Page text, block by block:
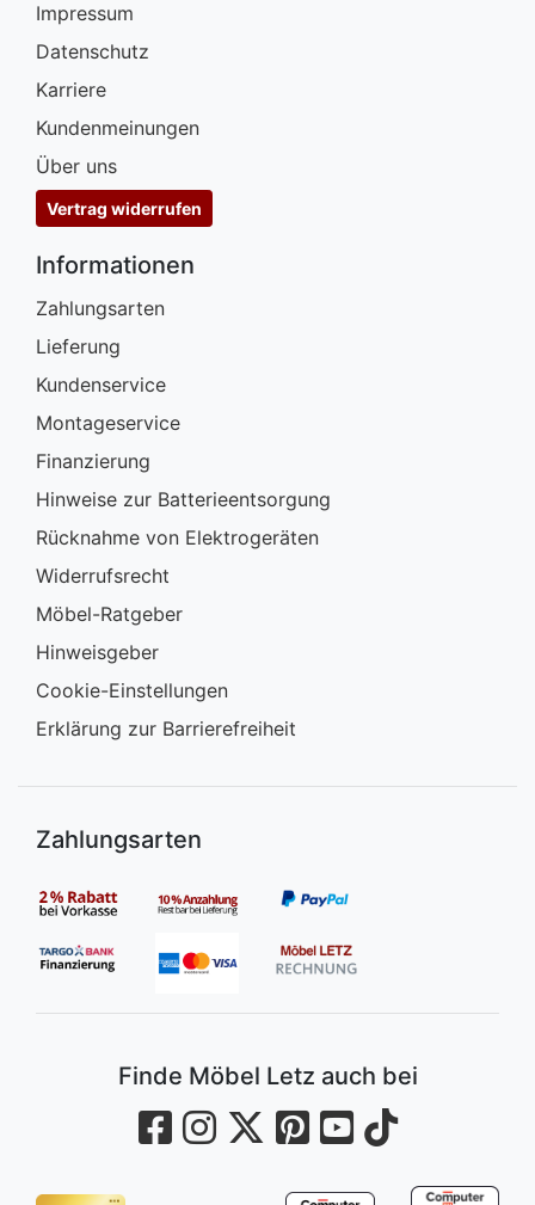
Impressum
Datenschutz
Karriere
Kundenmeinungen
Über uns
Vertrag widerrufen
Informationen
Zahlungsarten
Lieferung
Kundenservice
Montageservice
Finanzierung
Hinweise zur Batterieentsorgung
Rücknahme von Elektrogeräten
Widerrufsrecht
Möbel-Ratgeber
Hinweisgeber
Cookie-Einstellungen
Erklärung zur Barrierefreiheit
Zahlungsarten
Finde Möbel Letz auch bei